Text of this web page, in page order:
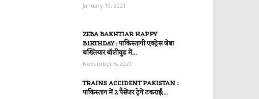
January 10, 2021
ZEBA BAKHTIAR HAPPY
BIRTHDAY : पाकिस्तानी एक्ट्रेस जेबा
बख्तियार बॉलीवुड में...
November 5, 2021
TRAINS ACCIDENT PAKISTAN :
पाकिस्तान में 2 पैसेंजर ट्रेनें टकराईं;...